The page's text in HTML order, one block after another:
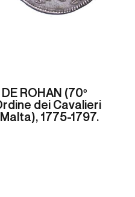
ROHAN (70º
dei Cavalieri
1775-1797.